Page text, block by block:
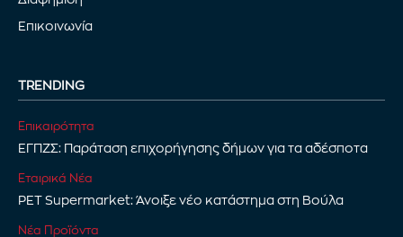
Επικοινωνία
TRENDING
Επικαιρότητα
ΕΓΠΖΣ: Παράταση επιχορήγησης δήμων για τα αδέσποτα
Εταιρικά Νέα
PET Supermarket: Άνοιξε νέο κατάστημα στη Βούλα
Νέα Προϊόντα